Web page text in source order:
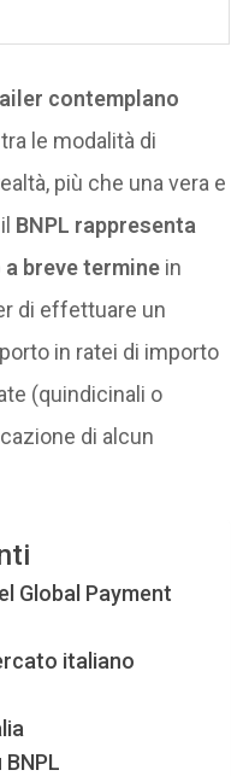
contemplano
tra le modalità di
più che una vera e
BNPL rappresenta
breve termine in
di effettuare un
in ratei di importo
(quindicinali o
di alcun
Global Payment
italiano